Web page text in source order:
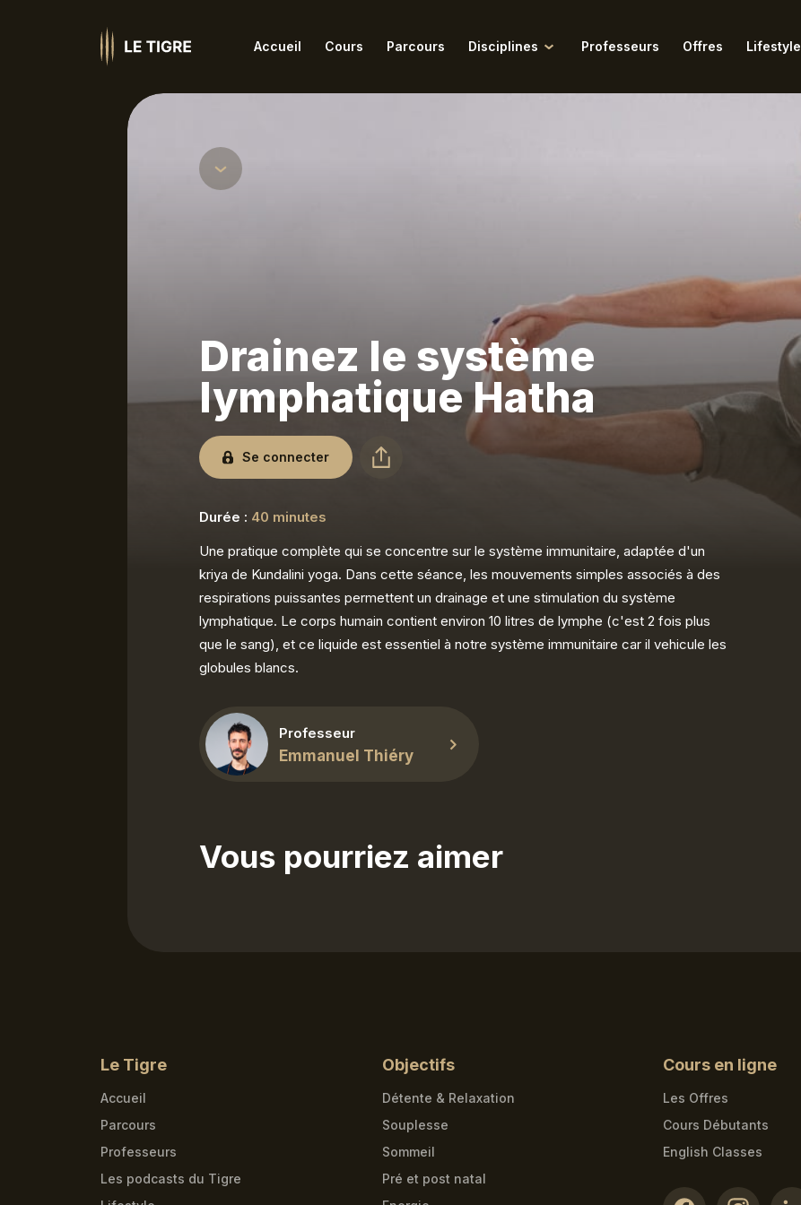
Accueil Cours Parcours Disciplines
Barre et danse
Tarot de Marseille
Professeurs Offres Lifestyle
Drainez le système
lymphatique Hatha
Se connecter
Durée : 40 minutes
Une pratique complète qui se concentre sur le système immunitaire, adaptée d'un
kriya de Kundalini yoga. Dans cette séance, les mouvements simples associés à des
respirations puissantes permettent un drainage et une stimulation du système
lymphatique. Le corps humain contient environ 10 litres de lymphe (c'est 2 fois plus
que le sang), et ce liquide est essentiel à notre système immunitaire car il vehicule les
globules blancs.
Professeur
Emmanuel Thiéry
Vous pourriez aimer
Le Tigre
Accueil
Parcours
Professeurs
Les podcasts du Tigre
Objectifs
Détente & Relaxation
Souplesse
Sommeil
Pré et post natal
Cours en ligne
Les Offres
Cours Débutants
English Classes